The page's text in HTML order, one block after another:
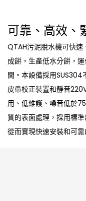
可靠、高效、
QTAH污泥脫水機可快
成餅，生產低水分餅，
間。本設備採用
皮帶校正裝置和靜音
用、低維護、噪音低於
質的表面處理，採用標
從而實現快速安裝和可靠